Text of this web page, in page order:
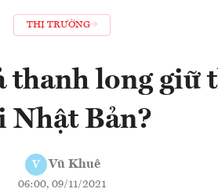
THỊ TRƯỜNG
thanh long giữ
Nhật Bản?
V Vũ Khuê
06:00, 09/11/2021